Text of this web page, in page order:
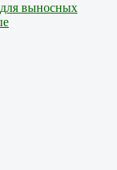
выносных